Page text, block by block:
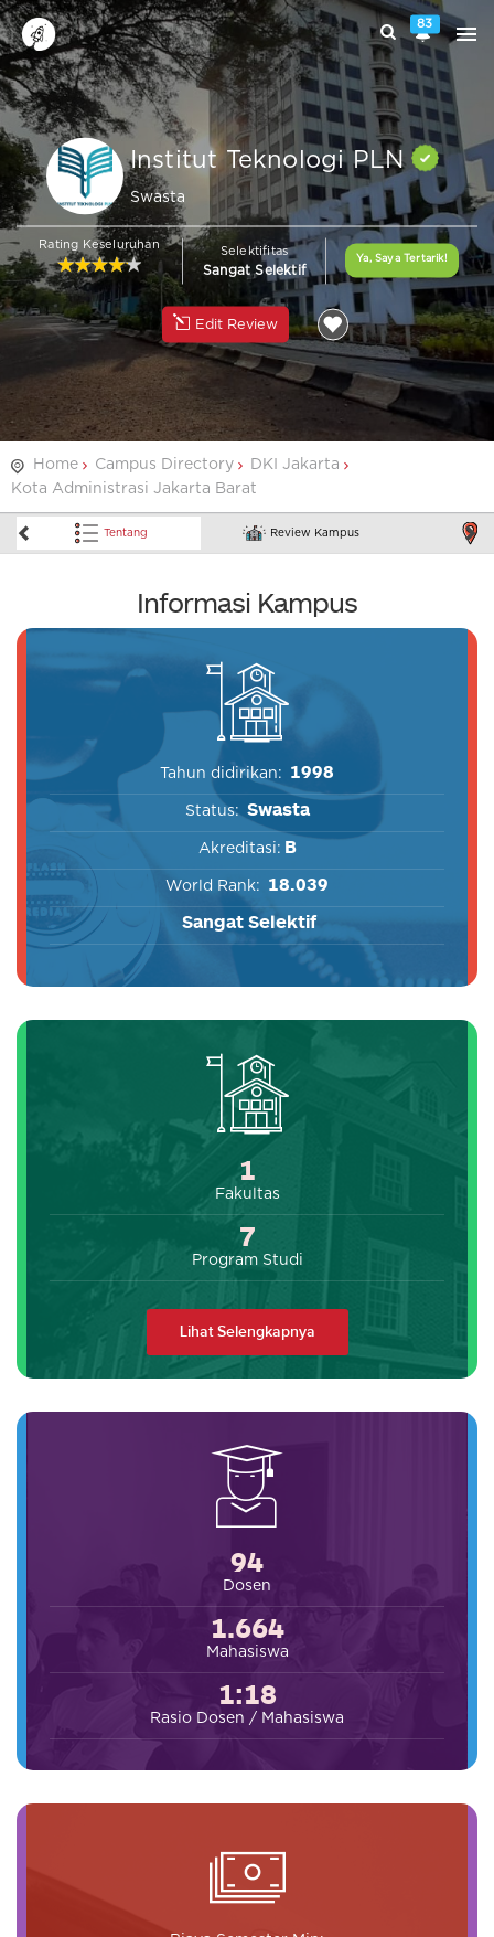
83
Institut Teknologi PLN
Swasta
Rating Keseluruhan
Selektifitas
Sangat Selektif
Ya, Saya Tertarik!
Edit Review
Home Campus Directory
DKI Jakarta
Kota Administrasi Jakarta Barat
Tentang Review Kampus
Informasi Kampus
Tahun didirikan: 1998
Status: Swasta
Akreditasi: B
World Rank:
18.039
Sangat Selektif
1
Fakultas
7
Program Studi
Lihat Selengkapnya
94
Dosen
1.664
Mahasiswa
1:18
Rasio Dosen / Mahasiswa